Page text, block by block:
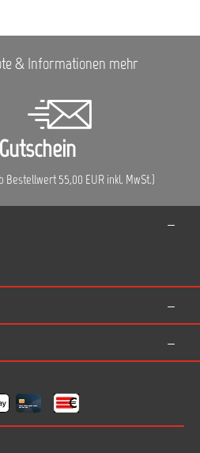
& Informationen mehr
Gutschein
Bestellwert 55,00 EUR inkl. MwSt.)